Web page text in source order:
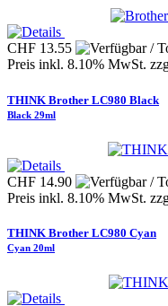
CHF 13.55
Preis inkl. 8.10% MwSt.
THINK Brother LC980 Black
Black 29ml
CHF 14.90
Preis inkl. 8.10% MwSt.
THINK Brother LC980 Cyan
Cyan 20ml